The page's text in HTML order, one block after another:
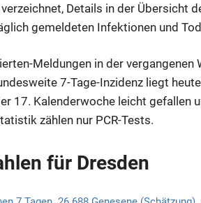
Details in der Übersicht
gemeldeten Infektionen und
Meldungen in der vergangenen
7-Tage-Inzidenz liegt
17. Kalenderwoche leicht gefallen
zählen nur PCR-Tests.
für Dresden